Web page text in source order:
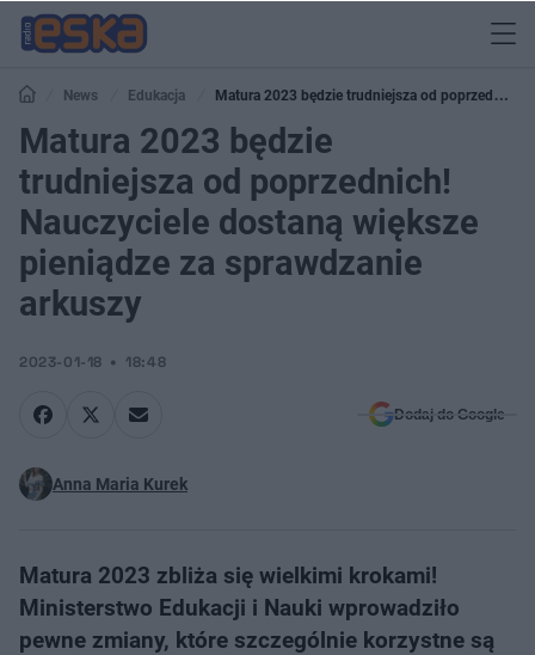
News Edukacja
Matura 2023 będzie trudniejsza od poprzednich!
Nauczyciele dostaną większe pieniądze za sprawdzanie arkuszy
Matura 2023 będzie
trudniejsza od poprzednich!
Nauczyciele dostaną większe
pieniądze za sprawdzanie
arkuszy
2023-01-18 18:48
Dodaj do Google
Anna Maria Kurek
Matura 2023 zbliża się wielkimi krokami!
Ministerstwo Edukacji i Nauki wprowadziło
pewne zmiany, które szczególnie korzystne są